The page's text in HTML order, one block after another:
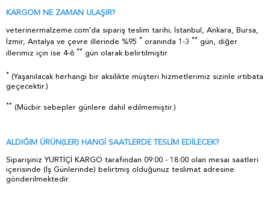
KARGOM NE ZAMAN ULAŞIR?
veterinermalzeme.com'da sipariş teslim tarihi; İstanbul, Ankara, Bursa,
İzmir, Antalya ve çevre illerinde %95 * oranında 1-3 ** gün, diğer
illerimiz için ise 4-6 ** gün olarak belirtilmiştir.
* (Yaşanılacak herhangi bir aksilikte müşteri hizmetlerimiz sizinle irtibata
geçecektir.)
** (Mücbir sebepler günlere dahil edilmemiştir.)
ALDIĞIM ÜRÜN(LER) HANGİ SAATLERDE TESLİM EDİLECEK?
Siparişiniz YURTİÇİ KARGO tarafından 09:00 - 18:00 olan mesai saatleri
içerisinde (İş Günlerinde) belirtmiş olduğunuz teslimat adresine
gönderilmektedir.